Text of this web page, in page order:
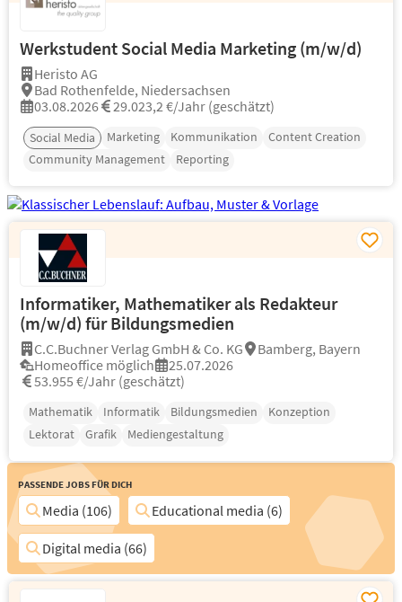
Werkstudent Social Media Marketing (m/w/d)
Heristo AG
Bad Rothenfelde, Niedersachsen
03.08.2026
29.023,2 €/Jahr (geschätzt)
Social Media Marketing Kommunikation
Content Creation
Community Management
Reporting
Informatiker, Mathematiker als Redakteur
(m/w/d) für Bildungsmedien
C.C.Buchner Verlag GmbH & Co. KG
Bamberg, Bayern
Homeoffice möglich
25.07.2026
53.955 €/Jahr (geschätzt)
Mathematik Informatik Bildungsmedien
Konzeption
Lektorat
Grafik Mediengestaltung
Passende Jobs für Dich
Media (106)
Educational media (6)
Digital media (66)